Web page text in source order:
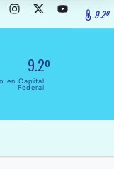
9.2º
9.2º
en Capital
Federal